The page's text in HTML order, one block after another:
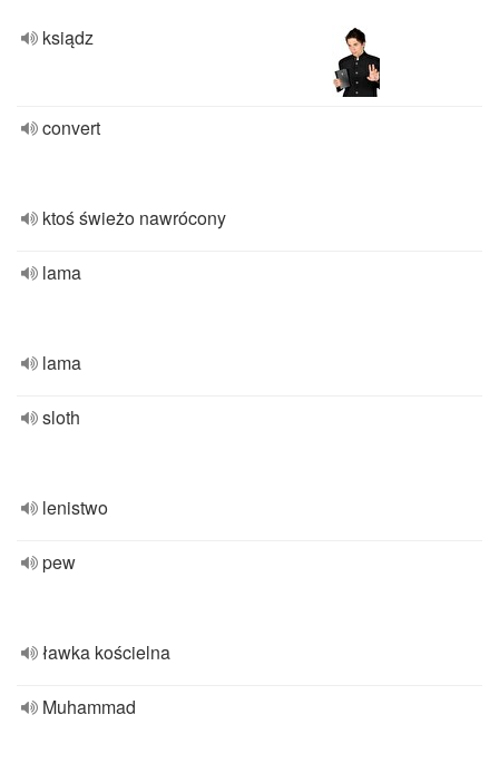
ksiądz
convert
ktoś świeżo nawrócony
lama
lama
sloth
lenistwo
pew
ławka kościelna
Muhammad